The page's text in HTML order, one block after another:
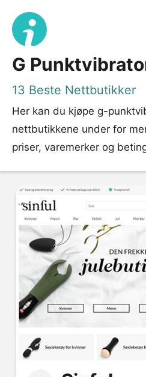
G
13 Beste Nettbutikker
Her kan du kjøpe g-
nettbutikkene under for
priser, varemerker og